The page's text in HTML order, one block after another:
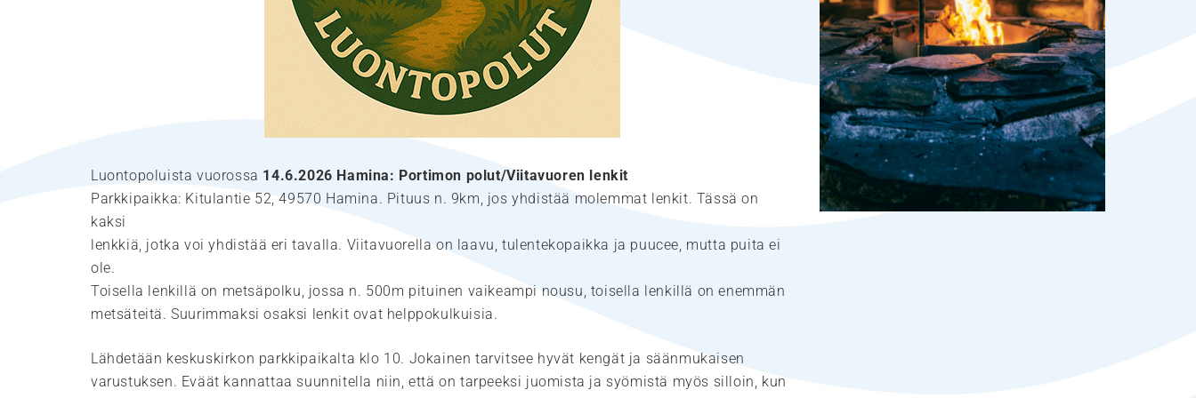
Luontopoluista vuorossa 14.6.2026 Hamina: Portimon polut/Viitavuoren lenkit
Parkkipaikka: Kitulantie 52, 49570 Hamina. Pituus n. 9km, jos yhdistää molemmat lenkit. Tässä on
kaksi
lenkkiä, jotka voi yhdistää eri tavalla. Viitavuorella on laavu, tulentekopaikka ja puucee, mutta puita ei
ole.
Toisella lenkillä on metsäpolku, jossa n. 500m pituinen vaikeampi nousu, toisella lenkillä on enemmän
metsäteitä. Suurimmaksi osaksi lenkit ovat helppokulkuisia.
Lähdetään keskuskirkon parkkipaikalta klo 10. Jokainen tarvitsee hyvät kengät ja säänmukaisen
varustuksen. Eväät kannattaa suunnitella niin, että on tarpeeksi juomista ja syömistä myös silloin, kun